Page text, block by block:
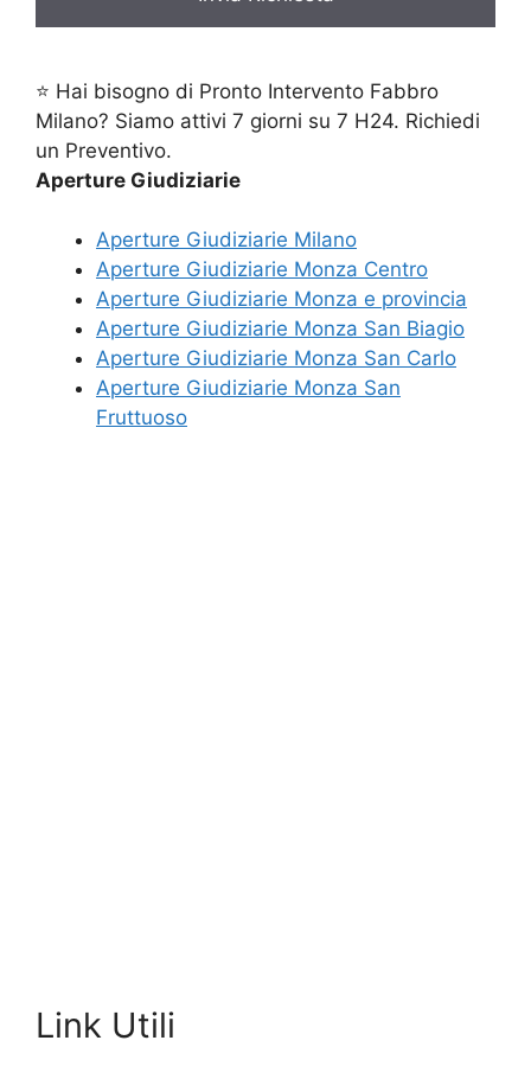
⭐ Hai bisogno di Pronto Intervento Fabbro
Milano? Siamo attivi 7 giorni su 7 H24. Richiedi
un Preventivo.
Aperture Giudiziarie
Aperture Giudiziarie Milano
Aperture Giudiziarie Monza Centro
Aperture Giudiziarie Monza e provincia
Aperture Giudiziarie Monza San Biagio
Aperture Giudiziarie Monza San Carlo
Aperture Giudiziarie Monza San
Fruttuoso
Link Utili